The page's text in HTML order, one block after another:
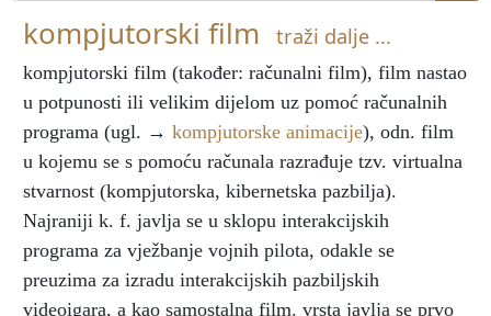
kompjutorski film traži dalje ...
kompjutorski film (također: računalni film), film nastao
u potpunosti ili velikim dijelom uz pomoć računalnih
programa (ugl. → kompjutorske animacije), odn. film
u kojemu se s pomoću računala razrađuje tzv. virtualna
stvarnost (kompjutorska, kibernetska pazbilja).
Najraniji k. f. javlja se u sklopu interakcijskih
programa za vježbanje vojnih pilota, odakle se
preuzima za izradu interakcijskih pazbiljskih
videoigara, a kao samostalna film. vrsta javlja se prvo